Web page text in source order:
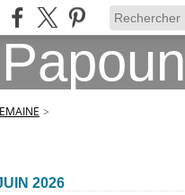
>
2026